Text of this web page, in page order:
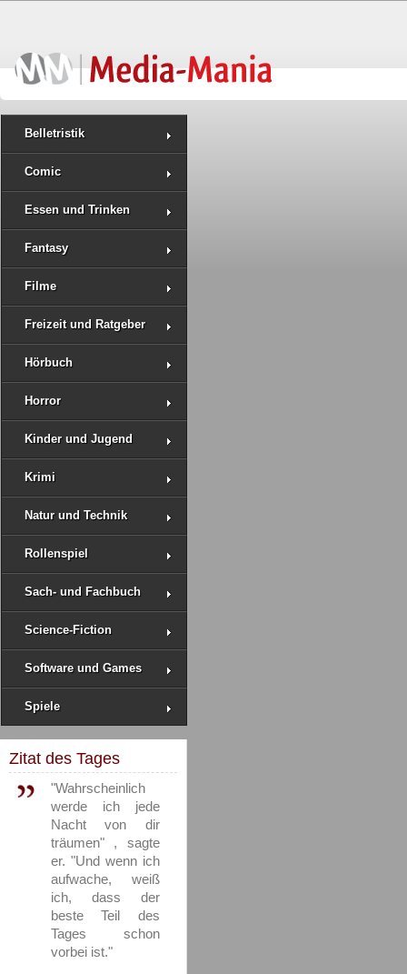
Belletristik
Comic
Essen und Trinken
Fantasy
Filme
Freizeit und Ratgeber
Hörbuch
Horror
Kinder und Jugend
Krimi
Natur und Technik
Rollenspiel
Sach- und Fachbuch
Science-Fiction
Software und Games
Spiele
Zitat des Tages
"Wahrscheinlich
werde ich jede
Nacht von dir
träumen" , sagte
er. "Und wenn ich
aufwache, weiß
ich, dass der
beste Teil des
Tages schon
vorbei ist."